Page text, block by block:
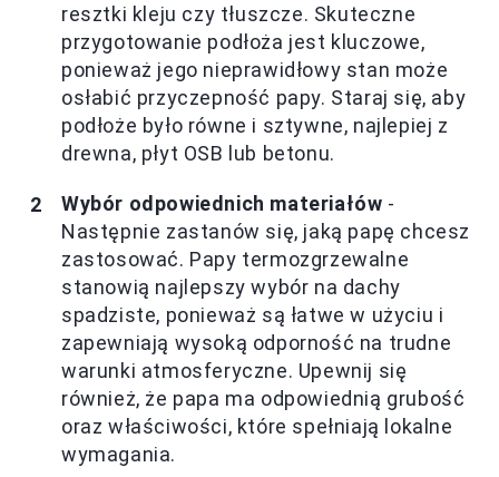
resztki kleju czy tłuszcze. Skuteczne
przygotowanie podłoża jest kluczowe,
ponieważ jego nieprawidłowy stan może
osłabić przyczepność papy. Staraj się, aby
podłoże było równe i sztywne, najlepiej z
drewna, płyt OSB lub betonu.
Wybór odpowiednich materiałów -
Następnie zastanów się, jaką papę chcesz
zastosować. Papy termozgrzewalne
stanowią najlepszy wybór na dachy
spadziste, ponieważ są łatwe w użyciu i
zapewniają wysoką odporność na trudne
warunki atmosferyczne. Upewnij się
również, że papa ma odpowiednią grubość
oraz właściwości, które spełniają lokalne
wymagania.